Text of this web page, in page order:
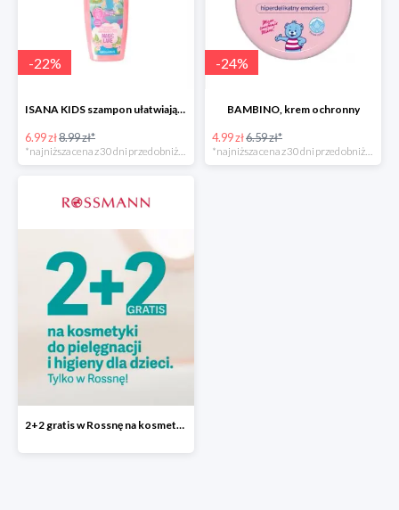
-22%
ISANA KIDS szampon ułatwiający rozczesywanie 200 ml
6.99 zł8.99 zł*
-24%
BAMBINO, krem ochronny
4.99 zł6.59 zł*
2+2 gratis w Rossnę na kosmetyki do pielęgnacji i higieny dla dzieci